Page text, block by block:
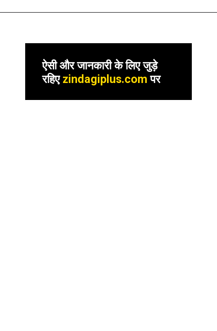
ऐसी और जानकारी के लिए जुड़े
रहिएzindagiplus.com पर